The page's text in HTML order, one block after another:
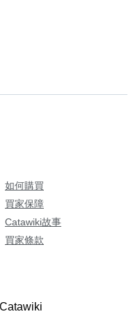
如何購買
買家保障
Catawiki故事
買家條款